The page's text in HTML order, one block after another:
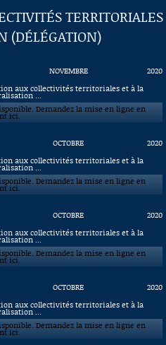
publique
Gouvernement
Histoire
TERRITORIALES
(DÉLÉGATION)
NOVEMBRE
2020
aux collectivités territoriales et à la
...
Demandez la mise en ligne en
ici.
OCTOBRE
2020
aux collectivités territoriales et à la
...
Demandez la mise en ligne en
ici.
OCTOBRE
2020
aux collectivités territoriales et à la
...
Demandez la mise en ligne en
ici.
OCTOBRE
2020
aux collectivités territoriales et à la
...
Demandez la mise en ligne en
ici.